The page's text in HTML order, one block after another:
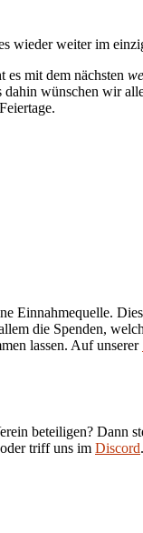
wieder weiter im
es mit dem nächsten
dahin wünschen wir
Einnahmequelle.
die Spenden,
lassen. Auf unserer
beteiligen? Dann
oder triff uns im Discord.